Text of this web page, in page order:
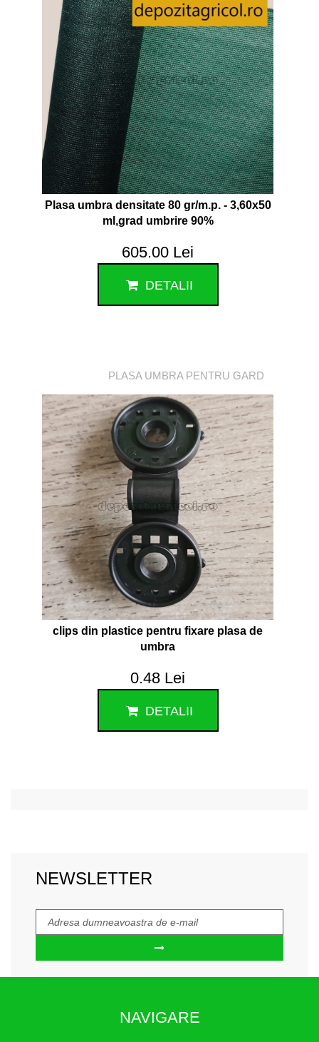
Plasa umbra densitate 80 gr/m.p. - 3,60x50
ml,grad umbrire 90%
605.00 Lei
DETALII
PLASA UMBRA PENTRU GARD
clips din plastice pentru fixare plasa de
umbra
0.48 Lei
DETALII
NEWSLETTER
NAVIGARE